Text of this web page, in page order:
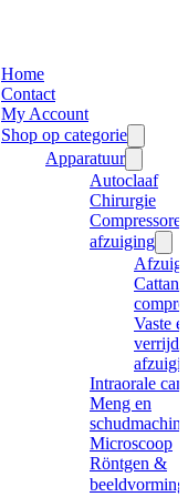
Home
Contact
My Account
Shop op categorie
Apparatuur
Autoclaaf
Chirurgie
afzuiging
Cattani
Vaste
Intraorale
Meng en
Microscoop
Röntgen &
beeldvorming